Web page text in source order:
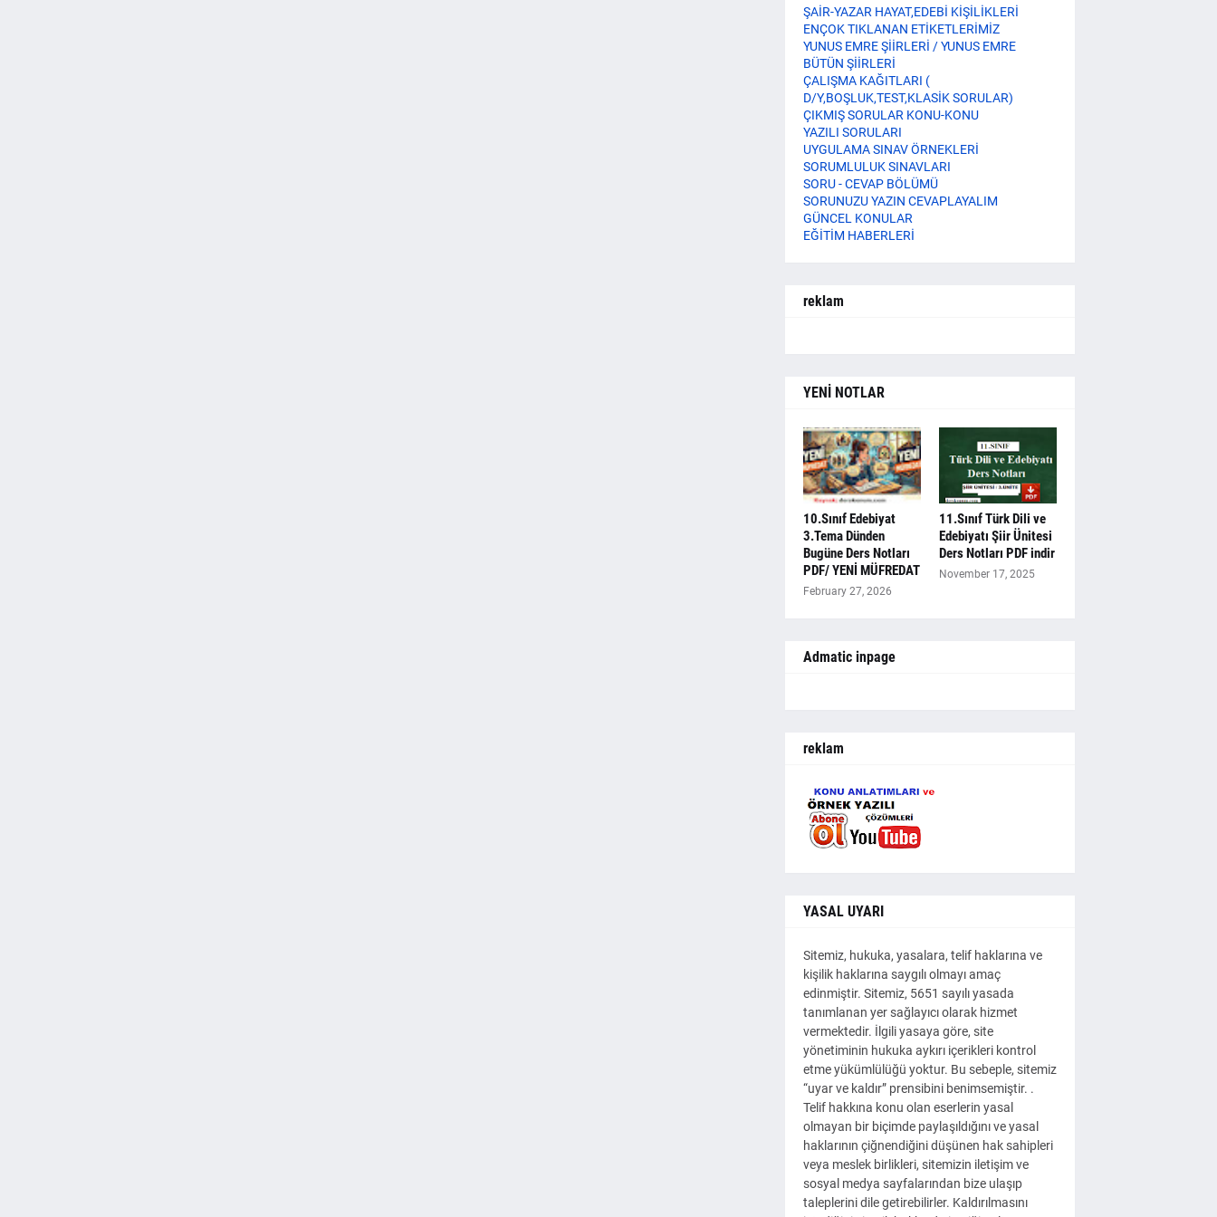
ŞAİR-YAZAR HAYAT,EDEBİ KİŞİLİKLERİ
ENÇOK TIKLANAN ETİKETLERİMİZ
YUNUS EMRE ŞİİRLERİ / YUNUS EMRE
BÜTÜN ŞİİRLERİ
ÇALIŞMA KAĞITLARI (
D/Y,BOŞLUK,TEST,KLASİK SORULAR)
ÇIKMIŞ SORULAR KONU-KONU
YAZILI SORULARI
UYGULAMA SINAV ÖRNEKLERİ
SORUMLULUK SINAVLARI
SORU - CEVAP BÖLÜMÜ
SORUNUZU YAZIN CEVAPLAYALIM
GÜNCEL KONULAR
EĞİTİM HABERLERİ
reklam
YENİ NOTLAR
10.Sınıf Edebiyat
3.Tema Dünden
Bugüne Ders Notları
PDF/ YENİ MÜFREDAT
February 27, 2026
11.Sınıf Türk Dili ve
Edebiyatı Şiir Ünitesi
Ders Notları PDF indir
November 17, 2025
Admatic inpage
reklam
YASAL UYARI
Sitemiz, hukuka, yasalara, telif haklarına ve
kişilik haklarına saygılı olmayı amaç
edinmiştir. Sitemiz, 5651 sayılı yasada
tanımlanan yer sağlayıcı olarak hizmet
vermektedir. İlgili yasaya göre, site
yönetiminin hukuka aykırı içerikleri kontrol
etme yükümlülüğü yoktur. Bu sebeple, sitemiz
“uyar ve kaldır” prensibini benimsemiştir. .
Telif hakkına konu olan eserlerin yasal
olmayan bir biçimde paylaşıldığını ve yasal
haklarının çiğnendiğini düşünen hak sahipleri
veya meslek birlikleri, sitemizin iletişim ve
sosyal medya sayfalarından bize ulaşıp
taleplerini dile getirebilirler. Kaldırılmasını